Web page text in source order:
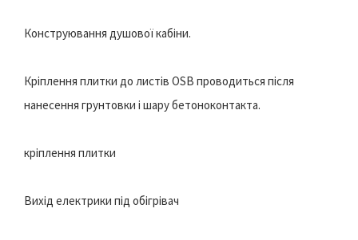
Конструювання душової кабіни.
Кріплення плитки до листів OSB проводиться після
нанесення грунтовки і шару бетоноконтакта.
кріплення плитки
Вихід електрики під обігрівач